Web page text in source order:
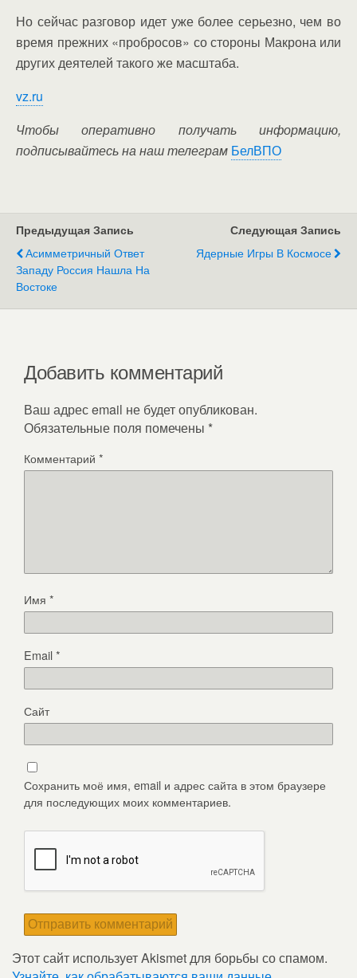
Но сейчас разговор идет уже более серьезно, чем во
время прежних «пробросов» со стороны Макрона или
других деятелей такого же масштаба.
vz.ru
Чтобы оперативно получать информацию,
подписывайтесь на наш телеграм БелВПО
Предыдущая Запись
Асимметричный Ответ
Западу Россия Нашла На
Востоке
Следующая Запись
Ядерные Игры В Космосе
Добавить комментарий
Ваш адрес email не будет опубликован.
Обязательные поля помечены *
Комментарий *
Имя *
Email*
Сайт
Сохранить моё имя, email и адрес сайта в этом браузере
для последующих моих комментариев.
Этот сайт использует Akismet для борьбы со спамом.